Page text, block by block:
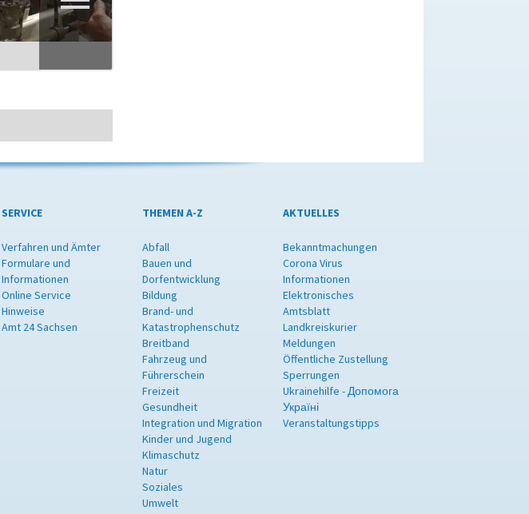
SERVICE
Verfahren und Ämter
Formulare und
Informationen
Online Service
Hinweise
Amt 24 Sachsen
THEMEN A-Z
Abfall
Bauen und
Dorfentwicklung
Bildung
Brand- und
Katastrophenschutz
Breitband
Fahrzeug und
Führerschein
Freizeit
Gesundheit
Integration und Migration
Kinder und Jugend
Klimaschutz
Natur
Soziales
Umwelt
AKTUELLES
Bekanntmachungen
Corona Virus
Informationen
Elektronisches
Amtsblatt
Landkreiskurier
Meldungen
Öffentliche Zustellung
Sperrungen
Ukrainehilfe - Допомога
Україні
Veranstaltungstipps